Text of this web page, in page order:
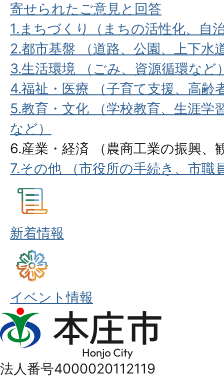
寄せられたご意見と回答
1.まちづくり（まちの活性化、自
2.都市基盤 （道路、公園、上下水
3.生活環境 （ごみ、資源循環など
4.福祉・医療 （子育て支援、高齢
5.教育・文化 （学校教育、生涯学
など）
6.産業・経済 （農商工業の振興、
7.その他 （市役所の手続き、市職
新着情報
イベント情報
本
庄
法人番号4000020112119